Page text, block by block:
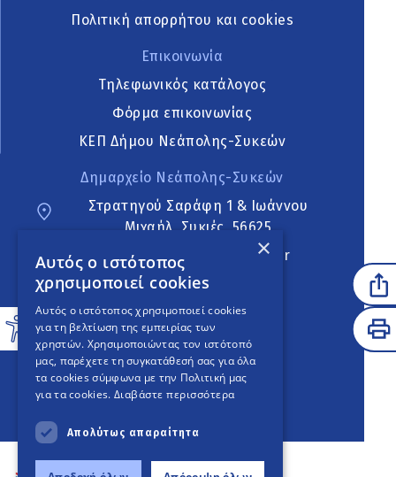
Πολιτική απορρήτου και cookies
Επικοινωνία
Τηλεφωνικός κατάλογος
Φόρμα επικοινωνίας
ΚΕΠ Δήμου Νεάπολης-Συκεών
Δημαρχείο Νεάπολης-Συκεών
Στρατηγού Σαράφη 1 & Ιωάννου
Μιχαήλ, Συκιές, 56625
neapoli.sykies@ddt.gov.gr
Ακολουθήστε
English Version
An project
×
Αυτός ο ιστότοπος
χρησιμοποιεί cookies
Αυτός ο ιστότοπος χρησιμοποιεί cookies
για τη βελτίωση της εμπειρίας των
χρηστών. Χρησιμοποιώντας τον ιστότοπό
μας, παρέχετε τη συγκατάθεσή σας για όλα
τα cookies σύμφωνα με την Πολιτική μας
για τα cookies. Διαβάστε περισσότερα
Απολύτως απαραίτητα